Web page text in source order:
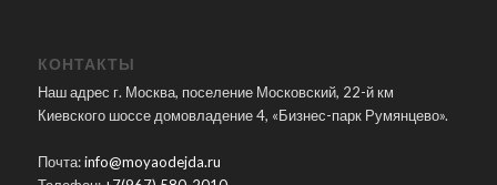
КОНТАКТЫ
Наш адрес г. Москва, поселение Московский, 22-й км
Киевского шоссе домовладение 4, «Бизнес-парк Румянцево».
Почта:info@moyaodejda.ru